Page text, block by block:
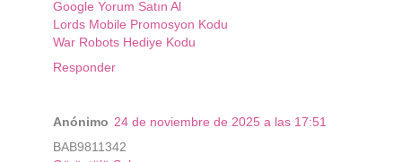
Google Yorum Satın Al
Lords Mobile Promosyon Kodu
War Robots Hediye Kodu
Responder
Anónimo 24 de noviembre de 2025 a las 17:51
BAB9811342